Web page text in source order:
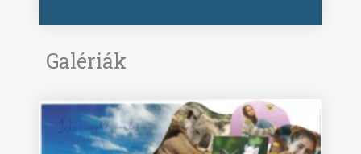
Galériák